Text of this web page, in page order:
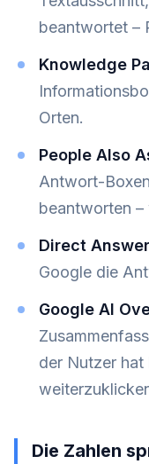
beantwortet –
Knowledge
Orten.
People Also
Antwort-
beantworten –
Direct
Google die
Google AI
der Nutzer hat
Die Zahlen